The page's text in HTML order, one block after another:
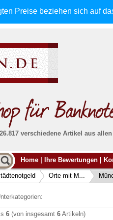
Preise beziehen sich auf
verschiedene Artikel aus
Alle Lieferungen, auch
von uns voll versichert.
falls die Sendung verloren
wird.
Absolute Zuverlässigkeit:
Banknoten
Home Ihre Bewertungen
Orte mit M...
6 (von insgesamt 6 Artikeln)